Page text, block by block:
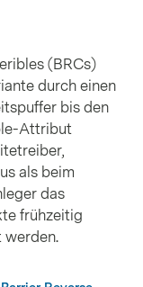
(BRCs)
durch einen
bis den
Attribut
als beim
das
frühzeitig
werden.